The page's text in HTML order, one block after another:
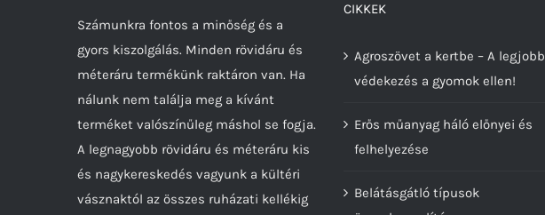
Számunkra fontos a minőség és a
gyors kiszolgálás. Minden rövidáru és
méteráru termékünk raktáron van. Ha
nálunk nem találja meg a kívánt
terméket valószínűleg máshol se fogja.
A legnagyobb rövidáru és méteráru kis
és nagykereskedés vagyunk a kültéri
vásznaktól az összes ruházati kellékig
CIKKEK
Agroszövet a kertbe – A legjobb
védekezés a gyomok ellen!
Erős műanyag háló előnyei és
felhelyezése
Belátásgátló típusok